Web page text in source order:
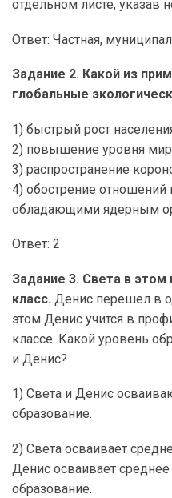
отдельном листе, указав
Ответ: Частная,
Задание 2. Какой из
глобальные
1) быстрый рост
2) повышение уровня
3) распространение
4) обострение
обладающими ядерным
Ответ: 2
Задание 3. Света в
класс. Денис перешел в
этом Денис учится в
классе. Какой уровень
и Денис?
1) Света и Денис
образование.
2) Света осваивает
Денис осваивает
образование.